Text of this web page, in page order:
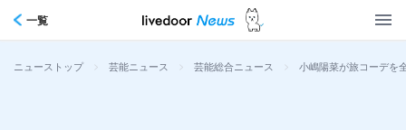
一覧
ニューストップ > 芸能ニュース > 芸能総合ニュース > 小嶋陽菜が旅コーデを